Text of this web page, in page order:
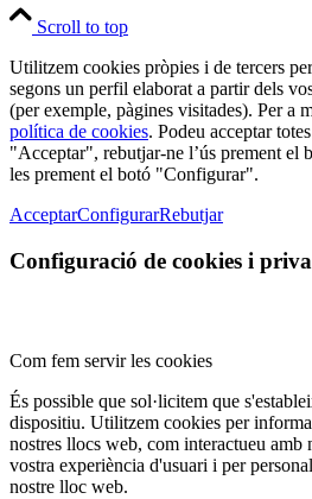
Scroll to top
Utilitzem cookies pròpies i de tercers
segons un perfil elaborat a partir dels
(per exemple, pàgines visitades). Per a
política de cookies. Podeu acceptar
"Acceptar", rebutjar-ne l’ús prement
les prement el botó "Configurar".
AcceptarConfigurarRebutjar
Configuració de cookies i
Com fem servir les cookies
És possible que sol·licitem que
dispositiu. Utilitzem cookies per
nostres llocs web, com interactueu amb
vostra experiència d'usuari i per
nostre lloc web.